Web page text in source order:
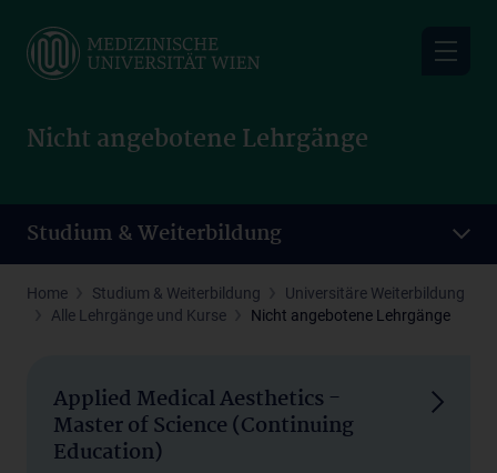
main
Nicht angebotene Lehrgänge
Studium & Weiterbildung
Home Studium & Weiterbildung
Universitäre Weiterbildung
Alle Lehrgänge und Kurse
Nicht angebotene Lehrgänge
Applied Medical Aesthetics -
Master of Science (Continuing
Education)